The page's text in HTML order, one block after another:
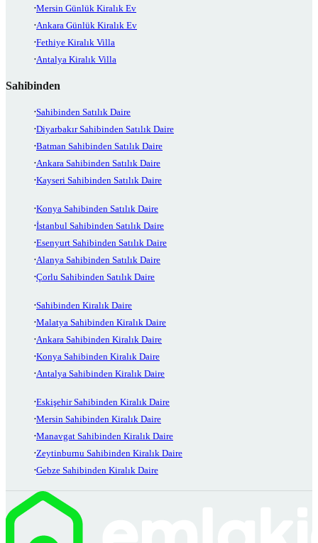
Mersin Günlük Kiralık Ev
Ankara Günlük Kiralık Ev
Fethiye Kiralık Villa
Antalya Kiralık Villa
Sahibinden
Sahibinden Satılık Daire
Diyarbakır Sahibinden Satılık Daire
Batman Sahibinden Satılık Daire
Ankara Sahibinden Satılık Daire
Kayseri Sahibinden Satılık Daire
Konya Sahibinden Satılık Daire
İstanbul Sahibinden Satılık Daire
Esenyurt Sahibinden Satılık Daire
Alanya Sahibinden Satılık Daire
Çorlu Sahibinden Satılık Daire
Sahibinden Kiralık Daire
Malatya Sahibinden Kiralık Daire
Ankara Sahibinden Kiralık Daire
Konya Sahibinden Kiralık Daire
Antalya Sahibinden Kiralık Daire
Eskişehir Sahibinden Kiralık Daire
Mersin Sahibinden Kiralık Daire
Manavgat Sahibinden Kiralık Daire
Zeytinburnu Sahibinden Kiralık Daire
Gebze Sahibinden Kiralık Daire